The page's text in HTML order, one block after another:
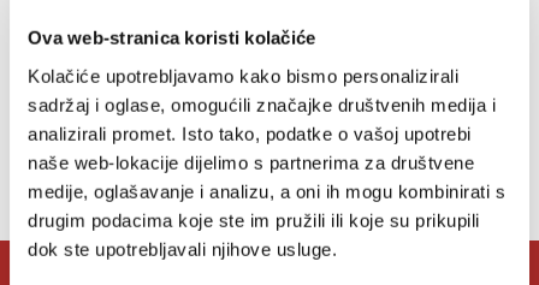
Ova web-stranica koristi kolačiće
Kolačiće upotrebljavamo kako bismo personalizirali
sadržaj i oglase, omogućili značajke društvenih medija i
analizirali promet. Isto tako, podatke o vašoj upotrebi
naše web-lokacije dijelimo s partnerima za društvene
medije, oglašavanje i analizu, a oni ih mogu kombinirati s
drugim podacima koje ste im pružili ili koje su prikupili
dok ste upotrebljavali njihove usluge.
Lista želja
Nemate artikala u svojoj listi želja.